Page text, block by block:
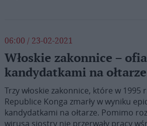
06:00 / 23-02-2021
Włoskie zakonnice –
kandydatkami na ołtarze
Trzy włoskie zakonnice, które w 1995
Republice Konga zmarły w wyniku
kandydatkami na ołtarze. Pomimo
wirusa siostry nie przerwały pracy